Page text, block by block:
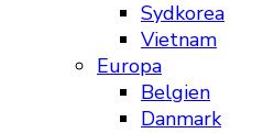
Sydkorea
Vietnam
Europa
Belgien
Danmark